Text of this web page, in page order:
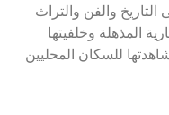
والفن والتراث
المذهلة وخلفيتها
للسكان المحليين